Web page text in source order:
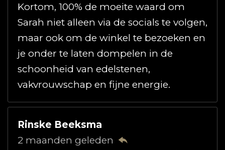
Kortom, 100% de moeite waard om
Sarah niet alleen via de socials te volgen,
maar ook om de winkel te bezoeken en
je onder te laten dompelen in de
schoonheid van edelstenen,
vakvrouwschap en fijne energie.
Rinske Beeksma
2 maanden geleden